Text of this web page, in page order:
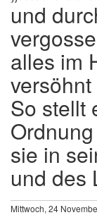
und
alles im
So stellt
sie in
und des
Mittwoch, 24